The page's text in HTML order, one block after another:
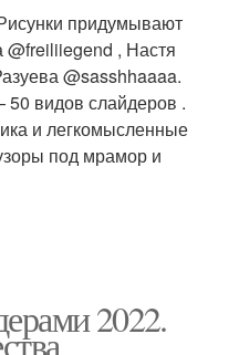
придумывают
, Настя
@sasshhaaaa.
видов слайдеров .
и легкомысленные
под мрамор и
2022.